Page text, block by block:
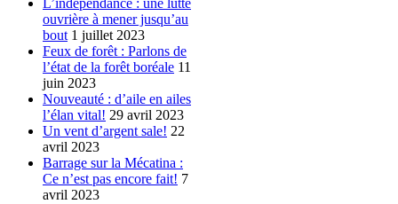
L’indépendance : une lutte
ouvrière à mener jusqu’au
bout 1 juillet 2023
Feux de forêt : Parlons de
l’état de la forêt boréale 11
juin 2023
Nouveauté : d’aile en ailes
l’élan vital! 29 avril 2023
Un vent d’argent sale! 22
avril 2023
Barrage sur la Mécatina :
Ce n’est pas encore fait! 7
avril 2023